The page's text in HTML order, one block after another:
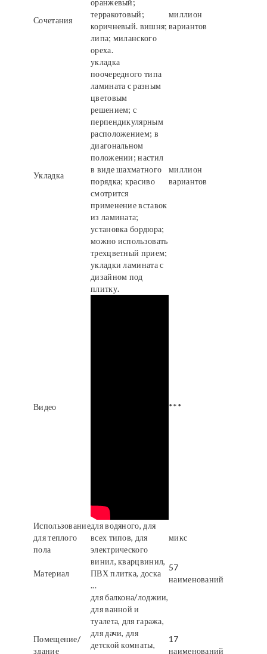
Сочетания
оранжевый;
терракотовый;
коричневый. вишня;
липа; миланского
ореха.
миллион
вариантов
Укладка
укладка
поочередного типа
ламината с разным
цветовым
решением; с
перпендикулярным
расположением; в
диагональном
положении; настил
в виде шахматного
порядка; красиво
смотрится
применение вставок
из ламината;
установка бордюра;
можно использовать
трехцветный прием;
укладки ламината с
дизайном под
плитку.
миллион
вариантов
Видео ***
Использование
для теплого
пола
для водяного, для
всех типов, для
электрического
микс
Материал
винил, кварцвинил,
ПВХ плитка, доска
...
57
наименований
Помещение/
здание
для балкона/лоджии,
для ванной и
туалета, для гаража,
для дачи, для
детской комнаты,
17
наименований